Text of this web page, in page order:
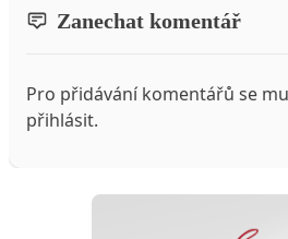
Zanechat komentář
Pro přidávání komentářů se
přihlásit.